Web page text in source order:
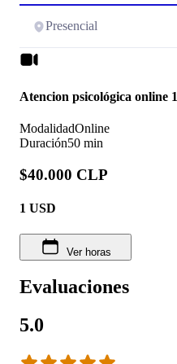
Presencial
Atencion psicológica online 1
ModalidadOnline
Duración50 min
$40.000 CLP
1 USD
Ver horas
Evaluaciones
5.0